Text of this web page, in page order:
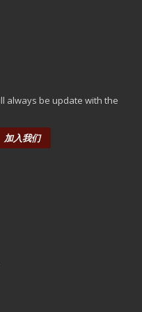
always be update with the
加入我们